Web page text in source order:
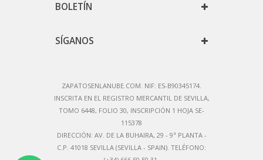
BOLETÍN
SÍGANOS
ZAPATOSENLANUBE.COM. NIF: ES-B90345174.
INSCRITA EN EL REGISTRO MERCANTIL DE SEVILLA,
TOMO 6448, FOLIO 30, INSCRIPCIÓN 1 HOJA SE-
115378
DIRECCIÓN: AV. DE LA BUHAIRA, 29 - 9ª PLANTA -
C.P. 41018 SEVILLA (SEVILLA - SPAIN). TELÉFONO: